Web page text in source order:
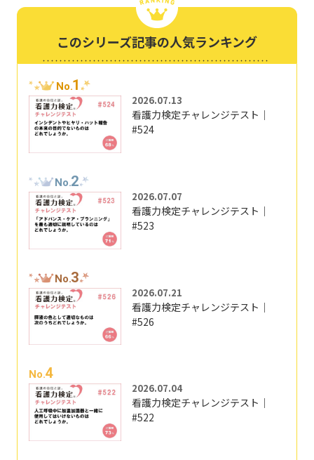
このシリーズ記事の人気ランキング
No.1
2026.07.13
看護力検定チャレンジテスト｜
#524
No.2
2026.07.07
看護力検定チャレンジテスト｜
#523
No.3
2026.07.21
看護力検定チャレンジテスト｜
#526
No.4
2026.07.04
看護力検定チャレンジテスト｜
#522